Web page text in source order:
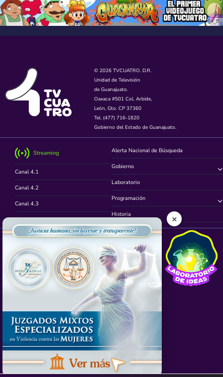
© 2026 TVCUATRO. D.R.
Unidad de Televisión
de Guanajuato.
Oaxaca #501 Col. Arbide,
León, Gto. CP 37360
Tel. (477) 716-1820
Gobierno del Estado de Guanajuato.
Streaming
Canal 4.1
Canal 4.2
Canal 4.3
Canal 4.4
Alerta Nacional de Búsqueda
Gobierno
Laboratorio
Programación
Historia
Síguenos en
App TVCUATRO
×